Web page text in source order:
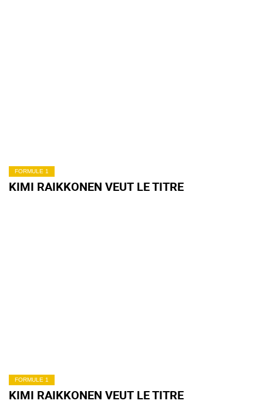
FORMULE 1
KIMI RAIKKONEN VEUT LE TITRE
FORMULE 1
KIMI RAIKKONEN VEUT LE TITRE